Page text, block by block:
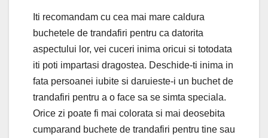
Iti recomandam cu cea mai mare caldura
buchetele de trandafiri pentru ca datorita
aspectului lor, vei cuceri inima oricui si totodata
iti poti impartasi dragostea. Deschide-ti inima in
fata persoanei iubite si daruieste-i un buchet de
trandafiri pentru a o face sa se simta speciala.
Orice zi poate fi mai colorata si mai deosebita
cumparand buchete de trandafiri pentru tine sau